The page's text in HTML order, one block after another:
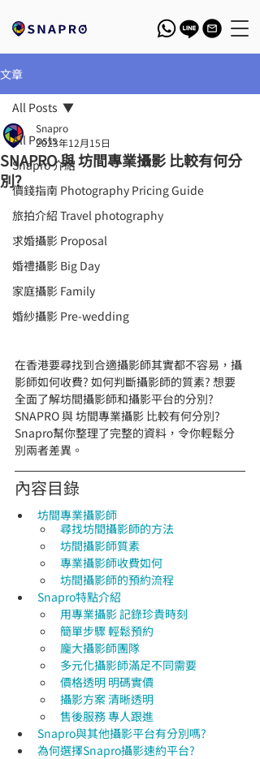
文章
All Posts
Snapro 介紹
價錢指南 Photography Pricing Guide
旅拍介紹 Travel photography
求婚攝影 Proposal
婚禮攝影 Big Day
家庭攝影 Family
婚紗攝影 Pre-wedding
All Posts
SNAPRO 與 坊間專業攝影 比較有何分
別?
Snapro
2023年12月15日
在香港要尋找到合適攝影師其實都不容易，攝
影師如何收費? 如何判斷攝影師的質素? 想要
全面了解坊間攝影師和攝影平台的分別?
SNAPRO 與 坊間專業攝影 比較有何分別?
Snapro幫你整理了完整的資料，令你輕鬆分
別兩者差異。
內容目錄
坊間專業攝影師
尋找坊間攝影師的方法
坊間攝影師質素
專業攝影師收費如何
坊間攝影師的預約流程
Snapro特點介紹
用專業攝影記錄珍貴時刻
簡單步驟輕鬆預約
龐大攝影師團隊
多元化攝影師滿足不同需要
價格透明 明碼實價
攝影方案清晰透明
售後服務專人跟進
Snapro與其他攝影平台有分別嗎?
為何選擇Snapro攝影速約平台?